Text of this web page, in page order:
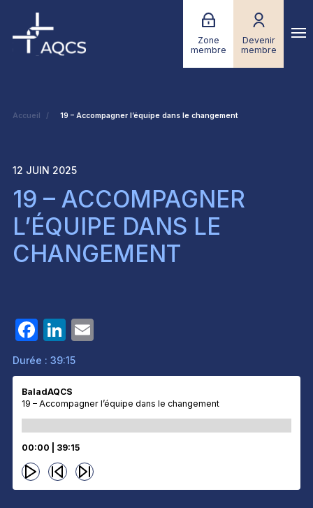
Zone
membre
Devenir
membre
Accueil 19 – Accompagner l’équipe dans le changement
12 JUIN 2025
19 – ACCOMPAGNER
L’ÉQUIPE DANS LE
CHANGEMENT
Facebook
LinkedIn
Email
Durée : 39:15
BaladAQCS
19 – Accompagner l’équipe dans le changement
00:00 | 39:15